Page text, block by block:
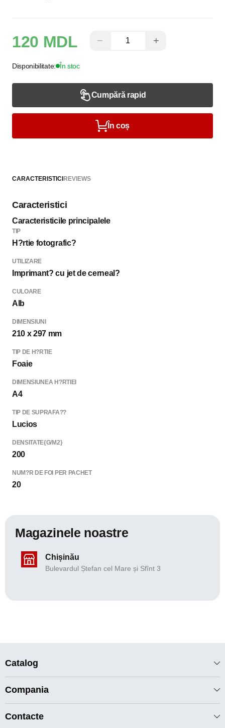
120 MDL − +
Disponibilitate: În stoc
Cumpără rapid
În coș
CARACTERISTICIREVIEWS
Caracteristici
Caracteristicile principalele
TIP
H?rtie fotografic?
UTILIZARE
Imprimant? cu jet de cerneal?
CULOARE
Alb
DIMENSIUNI
210 x 297 mm
TIP DE H?RTIE
Foaie
DIMENSIUNEA H?RTIEI
A4
TIP DE SUPRAFA??
Lucios
DENSITATE{G/M2}
200
NUM?R DE FOI PER PACHET
20
Magazinele noastre
Chișinău
Bulevardul Ștefan cel Mare și Sfînt 3
Catalog
Compania
Contacte